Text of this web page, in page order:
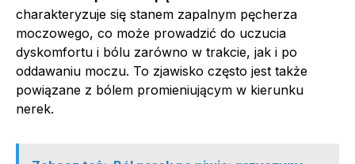
charakteryzuje się stanem zapalnym pęcherza
moczowego, co może prowadzić do uczucia
dyskomfortu i bólu zarówno w trakcie, jak i po
oddawaniu moczu. To zjawisko często jest także
powiązane z bólem promieniującym w kierunku
nerek.